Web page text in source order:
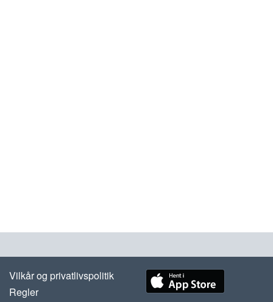
Vilkår og privatlivspolitik
Regler